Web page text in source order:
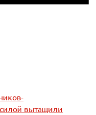
вытащили